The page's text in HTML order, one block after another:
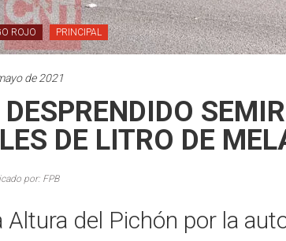
ROJO PRINCIPAL
de 2021
DESPRENDIDO
DE LITRO DE
por: FPB
Altura del Pichón por la